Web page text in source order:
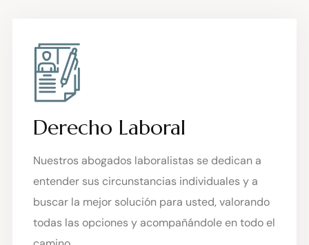
Derecho Laboral
Nuestros abogados laboralistas se dedican a
entender sus circunstancias individuales y a
buscar la mejor solución para usted, valorando
todas las opciones y acompañándole en todo el